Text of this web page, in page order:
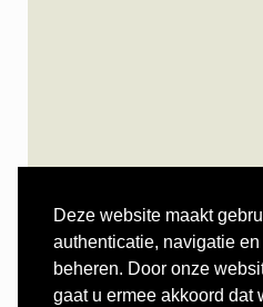
Deze website maakt
authenticatie, navigatie
beheren. Door onze
gaat u ermee akkoord dat